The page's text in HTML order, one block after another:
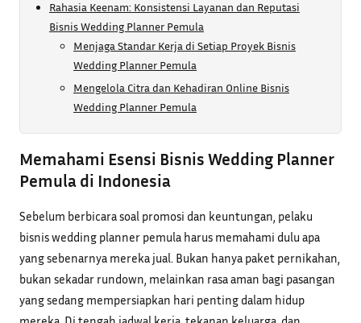
Rahasia Keenam: Konsistensi Layanan dan Reputasi
Bisnis Wedding Planner Pemula
Menjaga Standar Kerja di Setiap Proyek Bisnis
Wedding Planner Pemula
Mengelola Citra dan Kehadiran Online Bisnis
Wedding Planner Pemula
Memahami Esensi Bisnis Wedding Planner
Pemula di Indonesia
Sebelum berbicara soal promosi dan keuntungan, pelaku
bisnis wedding planner pemula harus memahami dulu apa
yang sebenarnya mereka jual. Bukan hanya paket pernikahan,
bukan sekadar rundown, melainkan rasa aman bagi pasangan
yang sedang mempersiapkan hari penting dalam hidup